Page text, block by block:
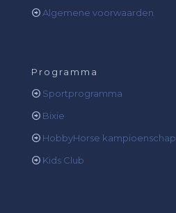
Algemene voorwaarden
Programma
Sportprogramma
Bixie
HobbyHorse kampioenschap
Kids Club